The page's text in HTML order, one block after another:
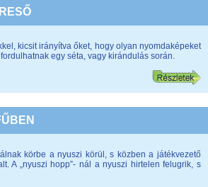
kicsit irányítva őket, hogy olyan nyomdaképeket
egy séta, vagy kirándulás során.
körbe a nyuszi körül, s közben a játékvezető
A „nyuszi hopp”- nál a nyuszi hirtelen felugrik, s